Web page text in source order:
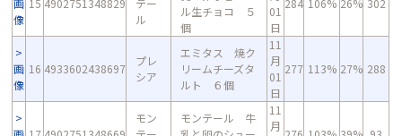
画
像
15 4902751348829
テー
ル
ル生チョコ ５
個
01
日
284 106% 26% 302
画
像
16 4933602438697
プレ
シア
エミタス 焼ク
リームチーズタ
ルト ６個
11
月
01
日
277 113% 27% 288
モン
モンテール 牛
11
月